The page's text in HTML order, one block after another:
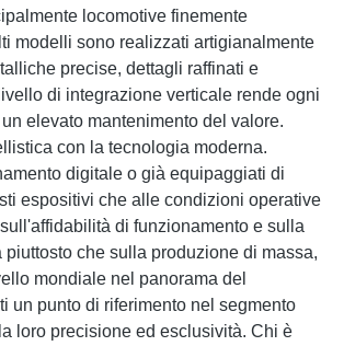
locomotive finemente
modelli sono realizzati artigianalmente
precise, dettagli raffinati e
di integrazione verticale rende ogni
elevato mantenimento del valore.
con la tecnologia moderna.
digitale o già equipaggiati di
espositivi che alle condizioni operative
di funzionamento e sulla
che sulla produzione di massa,
mondiale nel panorama del
un punto di riferimento nel segmento
loro precisione ed esclusività. Chi è